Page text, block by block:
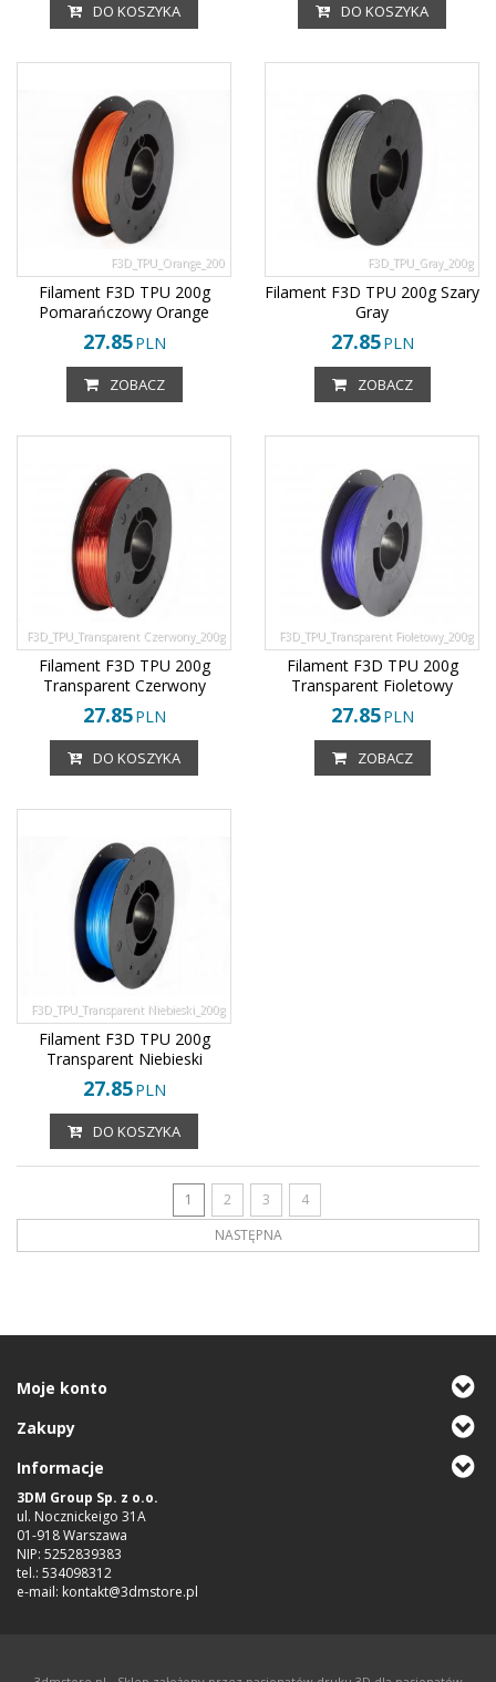
DO KOSZYKA DO KOSZYKA
F3D_TPU_Orange_200
Filament F3D TPU 200g
Pomarańczowy Orange
27.85PLN
ZOBACZ
F3D_TPU_Gray_200g
Filament F3D TPU 200g Szary
Gray
27.85PLN
ZOBACZ
F3D_TPU_Transparent Czerwony_200g
Filament F3D TPU 200g
Transparent Czerwony
27.85PLN
DO KOSZYKA
F3D_TPU_Transparent Fioletowy_200g
Filament F3D TPU 200g
Transparent Fioletowy
27.85PLN
ZOBACZ
F3D_TPU_Transparent Niebieski_200g
Filament F3D TPU 200g
Transparent Niebieski
27.85PLN
DO KOSZYKA
1 2 3
4
NASTĘPNA
Moje konto
Zakupy
Informacje
3DM Group Sp. z o.o.
ul. Nocznickeigo 31A
01-918 Warszawa
NIP: 5252839383
tel.: 534098312
e-mail: kontakt@3dmstore.pl